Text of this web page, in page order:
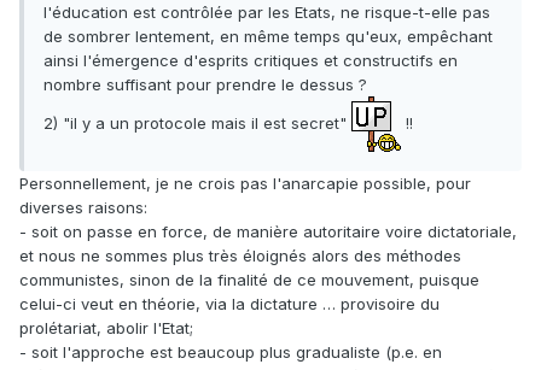
l'éducation est contrôlée par les Etats, ne risque-t-elle pas
de sombrer lentement, en même temps qu'eux, empêchant
ainsi l'émergence d'esprits critiques et constructifs en
nombre suffisant pour prendre le dessus ?
2) "il y a un protocole mais il est secret"
!!
Personnellement, je ne crois pas l'anarcapie possible, pour
diverses raisons:
- soit on passe en force, de manière autoritaire voire dictatoriale,
et nous ne sommes plus très éloignés alors des méthodes
communistes, sinon de la finalité de ce mouvement, puisque
celui-ci veut en théorie, via la dictature … provisoire du
prolétariat, abolir l'Etat;
- soit l'approche est beaucoup plus gradualiste (p.e. en